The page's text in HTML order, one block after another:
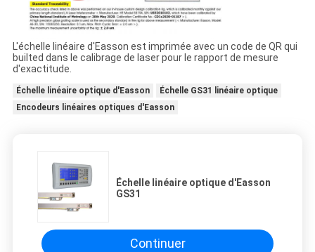
L'échelle linéaire d'Easson est imprimée avec un code de QR qui
builted dans le calibrage de laser pour le rapport de mesure
d'exactitude.
Échelle linéaire optique d'Easson
Échelle GS31 linéaire optique
Encodeurs linéaires optiques d'Easson
Échelle linéaire optique d'Easson
GS31
Continuer